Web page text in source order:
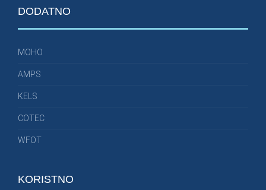
DODATNO
MOHO
AMPS
KELS
COTEC
WFOT
KORISTNO